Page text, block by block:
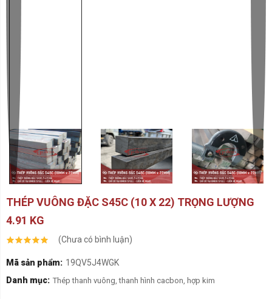
THÉP VUÔNG ĐẶC S45C (10 X 22) TRỌNG LƯỢNG
4.91 KG
(Chưa có bình luận)
Mã sản phẩm: 19QV5J4WGK
Danh mục: Thép thanh vuông, thanh hình cacbon, hợp kim